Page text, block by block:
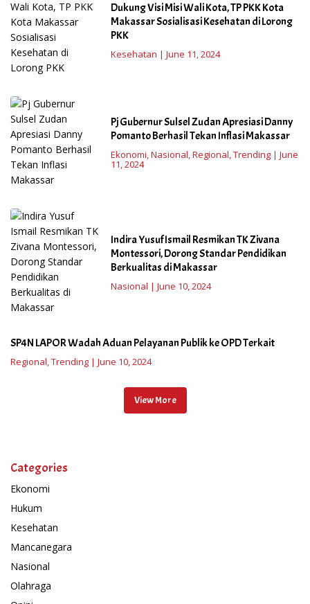
Dukung Visi Misi Wali Kota, TP PKK Kota
Makassar Sosialisasi Kesehatan di Lorong
PKK
Kesehatan | June 11, 2024
Pj Gubernur Sulsel Zudan Apresiasi Danny
Pomanto Berhasil Tekan Inflasi Makassar
Ekonomi,Nasional,Regional,Trending| June
11, 2024
Indira Yusuf Ismail Resmikan TK Zivana
Montessori, Dorong Standar Pendidikan
Berkualitas di Makassar
Nasional | June 10, 2024
SP4N LAPOR Wadah Aduan Pelayanan Publik ke OPD Terkait
Regional,Trending | June 10, 2024
View More
Categories
Ekonomi
Hukum
Kesehatan
Mancanegara
Nasional
Olahraga